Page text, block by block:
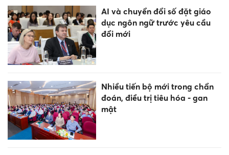
AI và chuyển đổi số đặt giáo
dục ngôn ngữ trước yêu cầu
đổi mới
Nhiều tiến bộ mới trong chẩn
đoán, điều trị tiêu hóa - gan
mật